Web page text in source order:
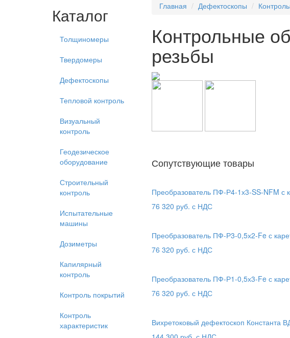
Каталог
Толщиномеры
Твердомеры
Дефектоскопы
Тепловой контроль
Визуальный
контроль
Геодезическое
оборудование
Строительный
контроль
Испытательные
машины
Дозиметры
Капилярный
контроль
Контроль покрытий
Контроль
характеристик
Главная Дефектоскопы
Контрольные
резьбы
Сопутствующие товары
Преобразователь ПФ-Р4-1х3-SS-NFM с
76 320 руб. с НДС
Преобразователь ПФ-Р3-0,5х2-Fe с
76 320 руб. с НДС
Преобразователь ПФ-Р1-0,5х3-Fe с
76 320 руб. с НДС
Вихретоковый дефектоскоп Константа